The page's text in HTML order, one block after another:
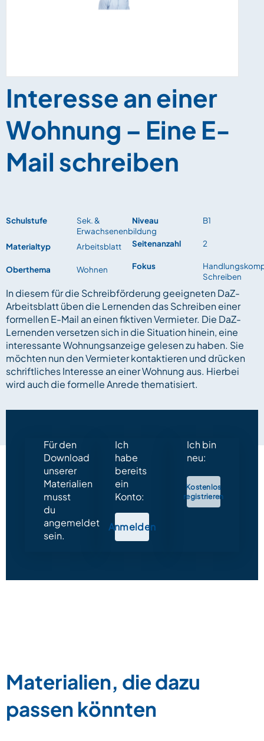
Interesse an einer
Wohnung – Eine E-
Mail schreiben
Schulstufe
Sek. &
Erwachsenenbildung
Materialtyp
Arbeitsblatt
Oberthema Wohnen
Niveau B1
Seitenanzahl 2
Fokus
Schreiben
In diesem für die Schreibförderung geeigneten DaZ-
Arbeitsblatt üben die Lernenden das Schreiben einer
formellen E-Mail an einen fiktiven Vermieter. Die DaZ-
Lernenden versetzen sich in die Situation hinein, eine
interessante Wohnungsanzeige gelesen zu haben. Sie
möchten nun den Vermieter kontaktieren und drücken
schriftliches Interesse an einer Wohnung aus. Hierbei
wird auch die formelle Anrede thematisiert.
Für den
Download
unserer
Materialien
musst
du
angemeldet
sein.
Ich
habe
bereits
ein
Konto:
Anmelden
Ich bin
neu:
Kostenlos
registrieren
Materialien, die dazu
passen könnten